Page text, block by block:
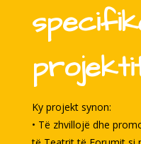
Ky projekt synon:
• Të zhvillojë dhe